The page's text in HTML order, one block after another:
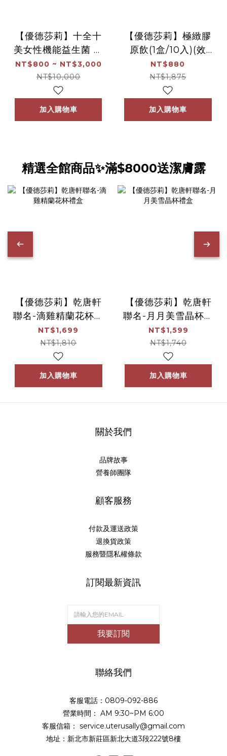
【優德莎莉】十全十
美女性機能益生菌 任
選1-5盒(30入/盒)
（效期：
2027.09.01）
NT$800 ~ NT$3,000
NT$10,000
加入購物車
【優德莎莉】極緻膠
原飲(1盒/10入)(效
期:2026.11.06)
NT$880
NT$1,875
加入購物車
精選全館商品✨滿$8000送潔膚露
【優德莎莉】乾唐軒
聯名-滴雞精蘭花杯禮
盒
NT$1,699
NT$1,810
加入購物車
【優德莎莉】乾唐軒
聯名-月月美雪晶杯禮
盒
NT$1,599
NT$1,740
加入購物車
關於我們
品牌故事
營養師團隊
顧客服務
付款及運送政策
退換貨政策
服務暨隱私權條款
訂閱最新資訊
我要訂閱
聯絡我們
客服電話：0809-092-886
營業時間： AM 9:30~PM 6:00
客服信箱： service.uterusally@gmail.com
地址：新北市新莊區新北大道3段222號8樓